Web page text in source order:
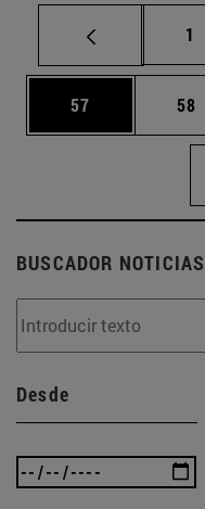
1
Página
57 58
BUSCADOR NOTICIAS
Desde